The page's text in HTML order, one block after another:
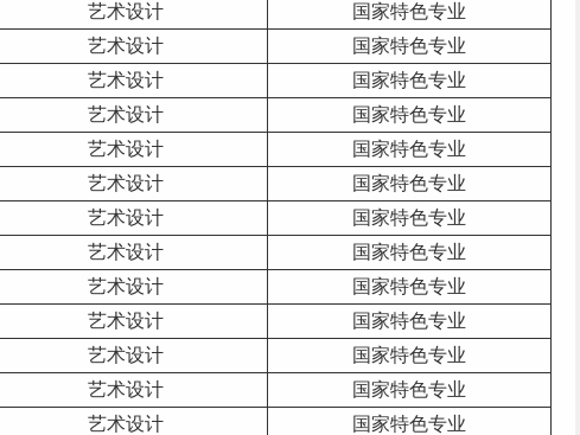
艺术设计
国家特色专业
艺术设计
国家特色专业
艺术设计
国家特色专业
艺术设计
国家特色专业
艺术设计
国家特色专业
艺术设计
国家特色专业
艺术设计
国家特色专业
艺术设计
国家特色专业
艺术设计
国家特色专业
艺术设计
国家特色专业
艺术设计
国家特色专业
艺术设计
国家特色专业
艺术设计
国家特色专业